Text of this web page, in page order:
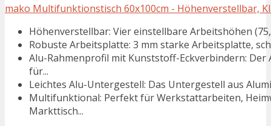
mako Multifunktionstisch 60x100cm - Höhenverstellbar,
Höhenverstellbar: Vier einstellbare Arbeitshöhen
Robuste Arbeitsplatte: 3 mm starke Arbeitsplatte,
Alu-Rahmenprofil mit Kunststoff-Eckverbindern:
für...
Leichtes Alu-Untergestell: Das Untergestell aus
Multifunktional: Perfekt für Werkstattarbeiten,
Markttisch...